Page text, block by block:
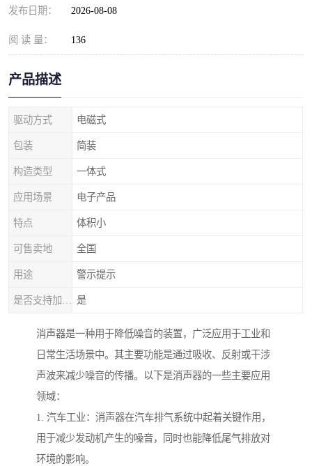
发布日期： 2026-08-08
阅 读 量： 136
产品描述
驱动方式 电磁式
包装 简装
构造类型 一体式
应用场景 电子产品
特点 体积小
可售卖地 全国
用途 警示提示
是
消声器是一种用于降低噪音的装置，广泛应用于工业和
日常生活场景中。其主要功能是通过吸收、反射或干涉
声波来减少噪音的传播。以下是消声器的一些主要应用
领域：
1. 汽车工业：消声器在汽车排气系统中起着关键作用，
用于减少发动机产生的噪音，同时也能降低尾气排放对
环境的影响。